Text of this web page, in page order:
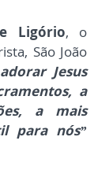
Ligório, o
São João
Jesus
a
a mais
para nós”